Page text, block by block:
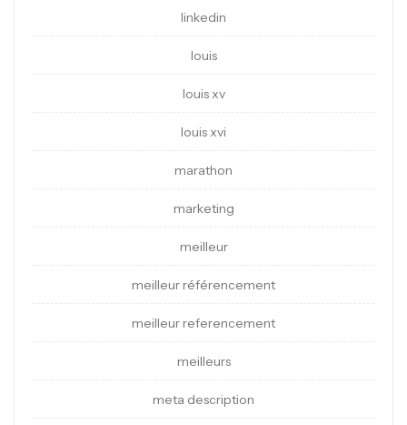
linkedin
louis
louis xv
louis xvi
marathon
marketing
meilleur
meilleur référencement
meilleur referencement
meilleurs
meta description